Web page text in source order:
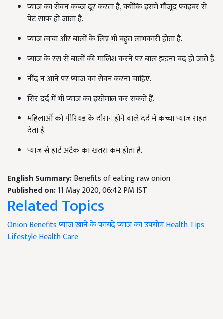
प्याज का सेवन कब्ज दूर करता है, क्योंकि इसमें मौजूद फाइबर से
पेट साफ हो जाता है.
प्याज त्वचा और बालों के लिए भी बहुत लाभकारी होता है.
प्‍याज के रस से बालों की मालिश करने पर बाल झड़ना बंद हो जाते हैं.
नींद न आने पर प्याज का सेवन करना चाहिए.
सिर दर्द में भी प्याज का इस्तेमाल कर सकते हैं.
महिलाओं को पीरियड के दौरान होने वाले दर्द में कच्चा प्याज राहत
देता है.
प्याज से हार्ट अटैक का खतरा कम होता है.
English Summary:Benefits of eating raw onion
Published on:11 May 2020, 06:42 PM IST
Related Topics
Onion Benefitsप्याज खाने के फायदेप्याज का उपयोगHealth Tips
LifestyleHealth Care